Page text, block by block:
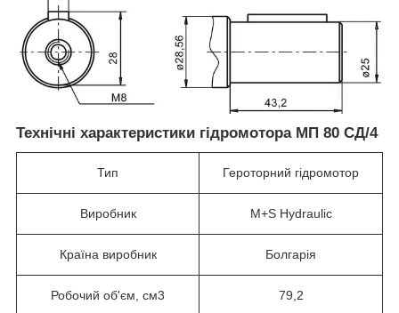
Технічні характеристики гідромотора МП 80 СД/4
Тип Героторний гідромотор
Виробник M+S Hydraulic
Країна виробник Болгарія
Робочий об'єм, см3 79,2